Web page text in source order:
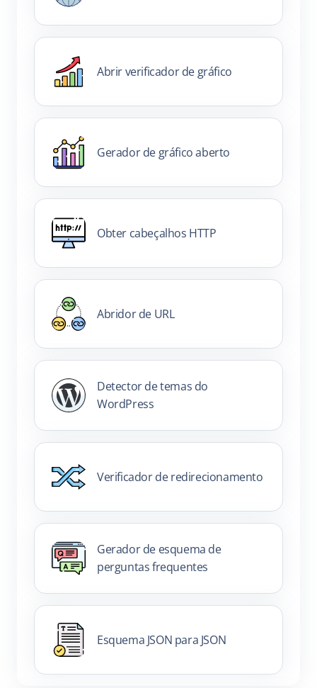
Abrir verificador de gráfico
Gerador de gráfico aberto
Obter cabeçalhos HTTP
Abridor de URL
Detector de temas do
WordPress
Verificador de redirecionamento
Gerador de esquema de
perguntas frequentes
Esquema JSON para JSON